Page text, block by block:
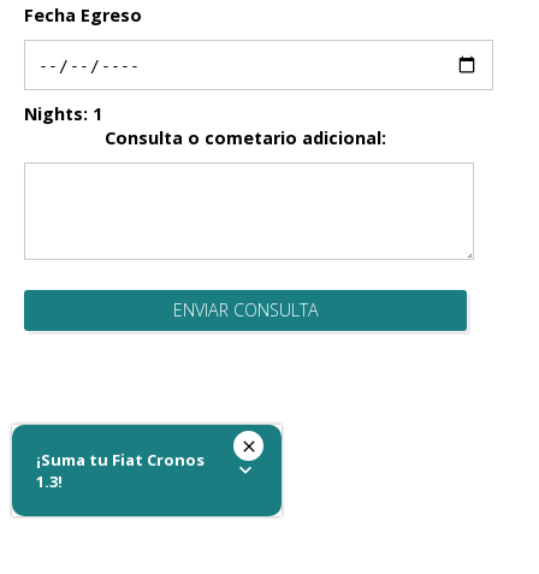
Fecha Egreso
Nights: 1
Consulta o cometario adicional:
ENVIAR CONSULTA
¡Suma tu Fiat Cronos
1.3!